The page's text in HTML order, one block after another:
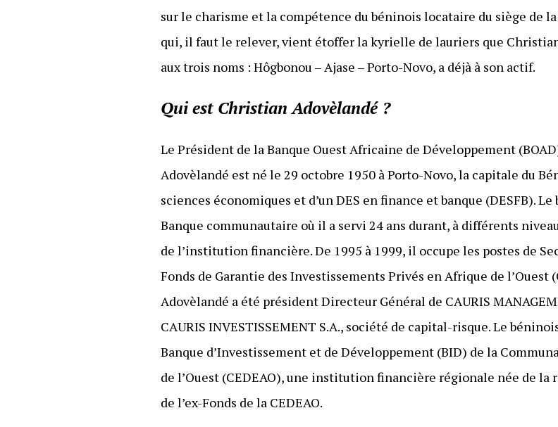
sur le charisme et la compétence du béninois locataire du siège de la
qui, il faut le relever, vient étoffer la kyrielle de lauriers que
aux trois noms : Hôgbonou – Ajase – Porto-Novo, a déjà à son actif.
Qui est Christian Adovèlandé ?
Le Président de la Banque Ouest Africaine de Développement
Adovèlandé est né le 29 octobre 1950 à Porto-Novo, la capitale du
sciences économiques et d’un DES en finance et banque (DESFB).
Banque communautaire où il a servi 24 ans durant, à différents
de l’institution financière. De 1995 à 1999, il occupe les postes de
Fonds de Garantie des Investissements Privés en Afrique de l’Ouest
Adovèlandé a été président Directeur Général de CAURIS
CAURIS INVESTISSEMENT S.A., société de capital-risque. Le
Banque d’Investissement et de Développement (BID) de la
de l’Ouest (CEDEAO), une institution financière régionale née de
de l’ex-Fonds de la CEDEAO.